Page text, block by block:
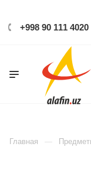
+998 90 111 4020
Главная